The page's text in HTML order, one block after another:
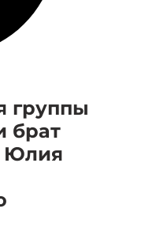
группы
брат
Юлия